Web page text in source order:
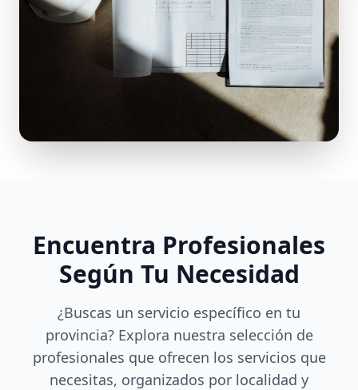
Encuentra Profesionales
Según Tu Necesidad
¿Buscas un servicio específico en tu
provincia? Explora nuestra selección de
profesionales que ofrecen los servicios que
necesitas, organizados por localidad y